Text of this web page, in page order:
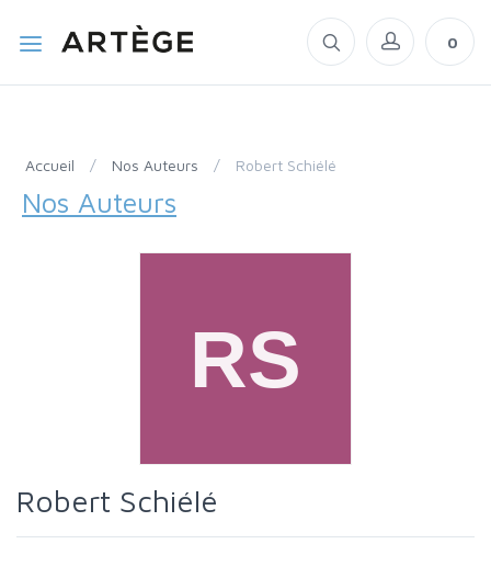
0
Accueil / Nos Auteurs / Robert Schiélé
Nos Auteurs
Robert Schiélé